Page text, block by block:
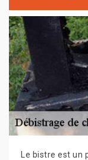
Le bistre est